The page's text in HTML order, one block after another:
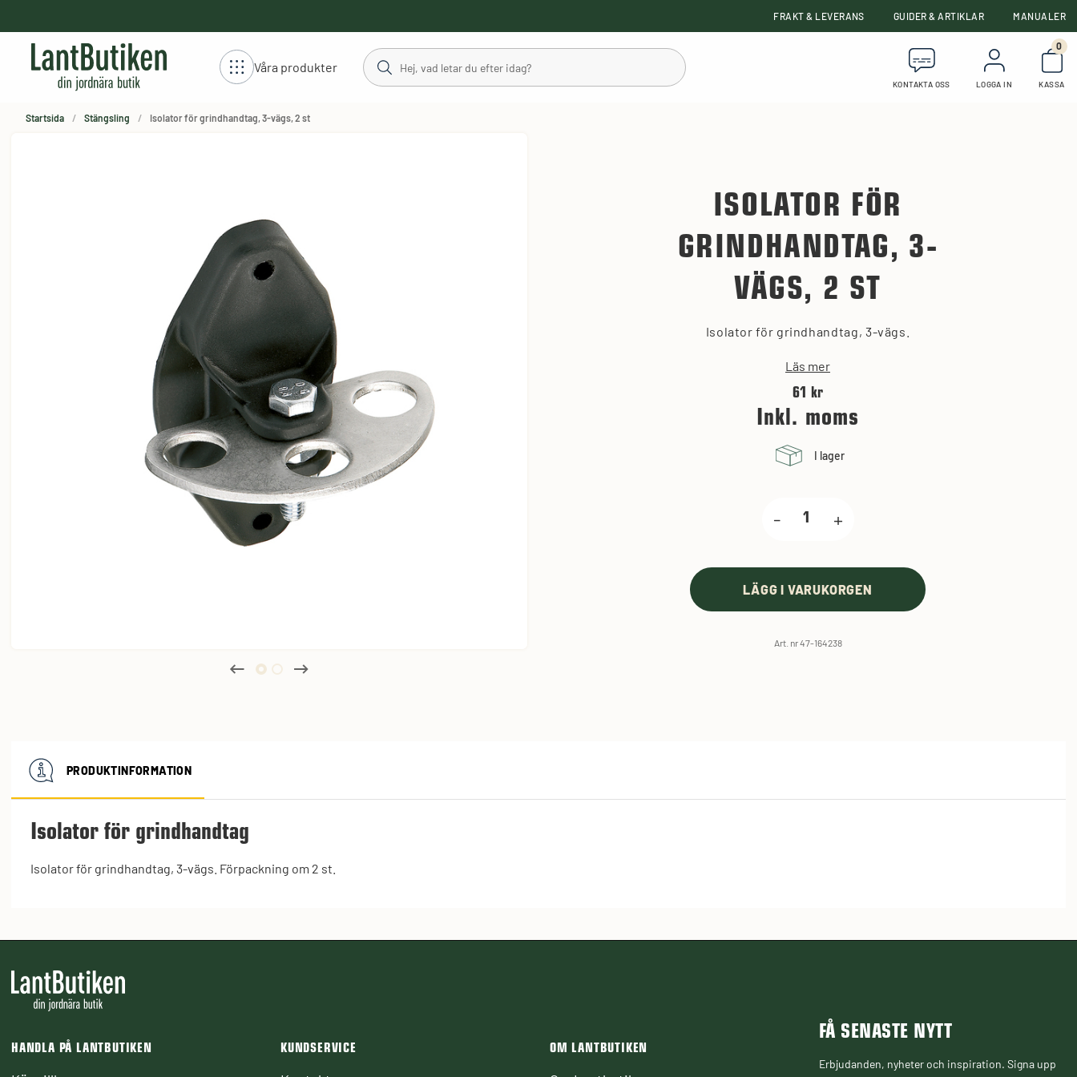
FRAKT & LEVERANS GUIDER & ARTIKLAR MANUALER
Våra produkter
KONTAKTA OSS LOGGA IN
0
KASSA
Startsida Stängsling Isolator för grindhandtag, 3-vägs, 2 st
ISOLATOR FÖR
GRINDHANDTAG, 3-
VÄGS, 2 ST
Isolator för grindhandtag, 3-vägs.
Läs mer
61 kr
Inkl. moms
I lager
- +
LÄGG I VARUKORGEN
Art. nr 47-164238
PRODUKTINFORMATION
Isolator för grindhandtag
Isolator för grindhandtag, 3-vägs. Förpackning om 2 st.
HANDLA PÅ LANTBUTIKEN KUNDSERVICE OM LANTBUTIKEN
FÅ SENASTE NYTT
Erbjudanden, nyheter och inspiration. Signa upp